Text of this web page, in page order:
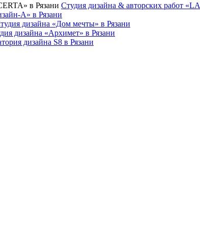
Студия дизайна & авторских работ
А» в Рязани
дизайна «Дом мечты» в Рязани
дизайна «Архимет» в Рязани
дизайна S8 в Рязани